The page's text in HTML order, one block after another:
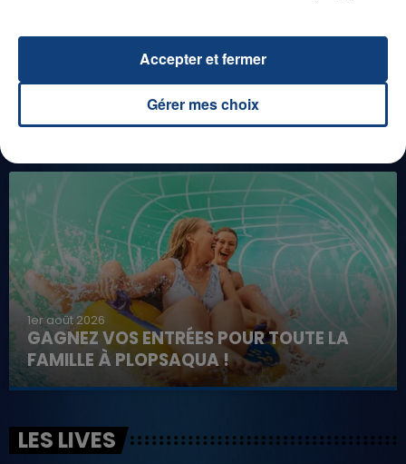
GAGNEZ VOS ENTRÉES EN FAMILLE À
BAGATELLE !
1er août 2026
GAGNEZ VOS ENTRÉES POUR TOUTE LA
FAMILLE À PLOPSAQUA !
LES LIVES
Gérer mes choix
Accepter et fermer